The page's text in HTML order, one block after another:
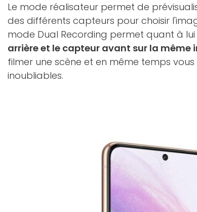
Le mode réalisateur permet de
des différents capteurs pour choisir
mode Dual Recording permet quant à
arrière et le capteur avant sur la même
filmer une scène et en même temps
inoubliables.